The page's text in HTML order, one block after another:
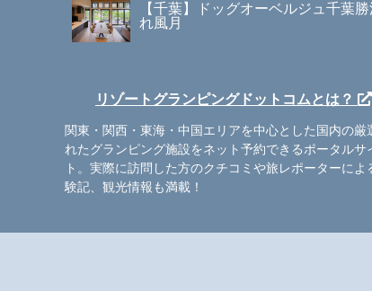
【千葉】ドッグオーベルジュ千葉
れ風月
リゾートグランピングドットコムとは？
関東・関西・東海・中国エリアを中心とした国内の厳
れたグランピング施設をネット予約できるポータルサ
ト。実際に訪問した方のクチコミや旅レポーターによ
験記、観光情報も満載！